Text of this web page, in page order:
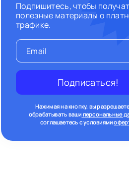
Подпишитесь, чтобы
полезные материалы о
трафике.
Подписаться!
Нажимая на кнопку, вы
обрабатывать ваши персональные
соглашаетесь с условиями